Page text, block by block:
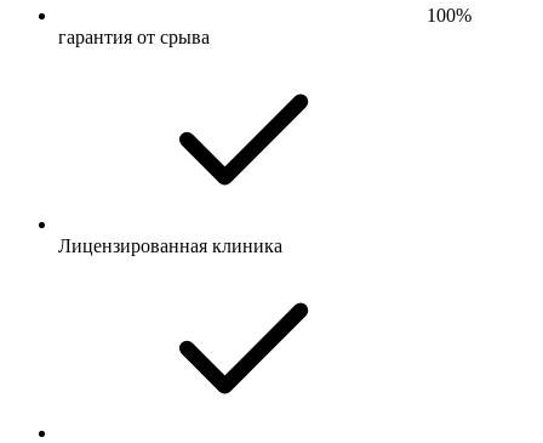
100%
гарантия от срыва
Лицензированная клиника